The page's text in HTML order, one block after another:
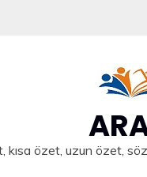
özet, uzun özet,